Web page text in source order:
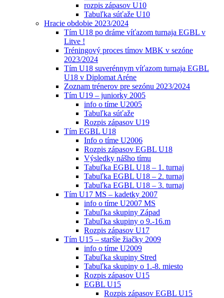
rozpis zápasov U10
Tabuľka súťaže U10
Hracie obdobie 2023/2024
Tím U18 po dráme víťazom turnaja EGBL v
Litve !
Tréningový proces tímov MBK v sezóne
2023/2024
Tím U18 suverénnym víťazom turnaja EGBL
U18 v Diplomat Aréne
Zoznam trénerov pre sezónu 2023/2024
Tím U19 – juniorky 2005
info o tíme U2005
Tabuľka súťaže
Rozpis zápasov U19
Tím EGBL U18
Info o tíme U2006
Rozpis zápasov EGBL U18
Výsledky nášho tímu
Tabuľka EGBL U18 – 1. turnaj
Tabuľka EGBL U18 – 2. turnaj
Tabuľka EGBL U18 – 3. turnaj
Tím U17 MS – kadetky 2007
info o tíme U2007 MS
Tabuľka skupiny Západ
Tabuľka skupiny o 9.-16.m
Rozpis zápasov U17
Tím U15 – staršie žiačky 2009
info o tíme U2009
Tabuľka skupiny Stred
Tabuľka skupiny o 1.-8. miesto
Rozpis zápasov U15
EGBL U15
Rozpis zápasov EGBL U15